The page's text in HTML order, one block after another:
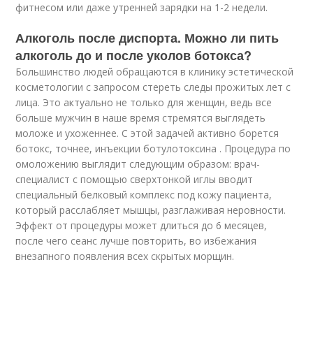
фитнесом или даже утренней зарядки на 1-2 недели.
Алкоголь после диспорта. Можно ли пить
алкоголь до и после уколов ботокса?
Большинство людей обращаются в клинику эстетической
косметологии с запросом стереть следы прожитых лет с
лица. Это актуально не только для женщин, ведь все
больше мужчин в наше время стремятся выглядеть
моложе и ухоженнее. С этой задачей активно борется
ботокс, точнее, инъекции ботулотоксина . Процедура по
омоложению выглядит следующим образом: врач-
специалист с помощью сверхтонкой иглы вводит
специальный белковый комплекс под кожу пациента,
который расслабляет мышцы, разглаживая неровности.
Эффект от процедуры может длиться до 6 месяцев,
после чего сеанс лучше повторить, во избежания
внезапного появления всех скрытых морщин.